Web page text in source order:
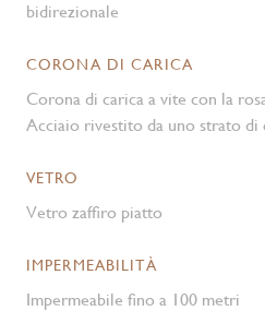
bidirezionale
CORONA DI CARICA
Corona di carica a vite con la
Acciaio rivestito da uno strato di
VETRO
Vetro zaffiro piatto
IMPERMEABILITÀ
Impermeabile fino a 100 metri